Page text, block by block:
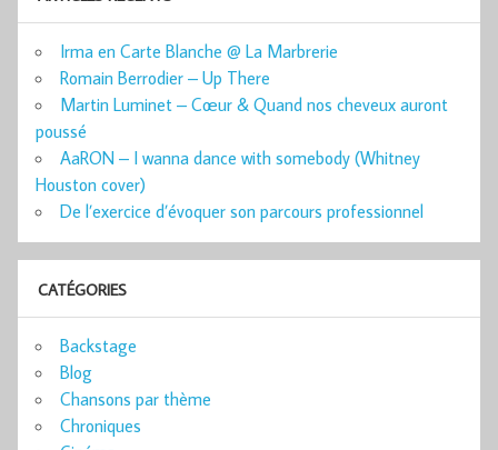
Irma en Carte Blanche @ La Marbrerie
Romain Berrodier – Up There
Martin Luminet – Cœur & Quand nos cheveux auront
poussé
AaRON – I wanna dance with somebody (Whitney
Houston cover)
De l’exercice d’évoquer son parcours professionnel
CATÉGORIES
Backstage
Blog
Chansons par thème
Chroniques